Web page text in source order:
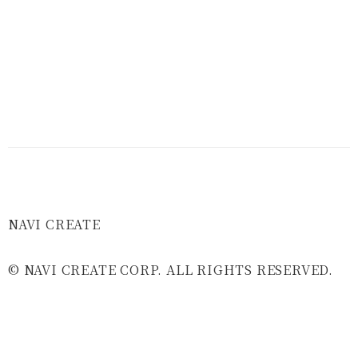
NAVI CREATE
© NAVI CREATE CORP. ALL RIGHTS RESERVED.